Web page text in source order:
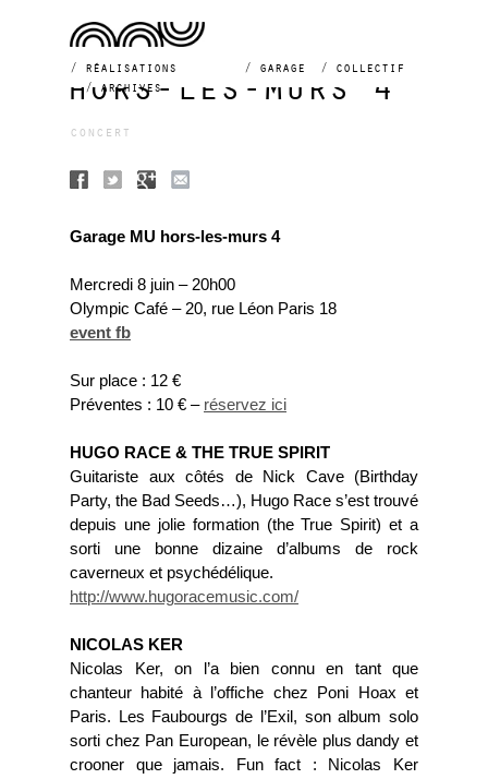
réalisations garage
collectif
archives
hors-les-murs 4
concert
Garage MU hors-les-murs 4
Mercredi 8 juin – 20h00
Olympic Café – 20, rue Léon Paris 18
event fb
Sur place : 12 €
Préventes : 10 € – réservez ici
HUGO RACE & THE TRUE SPIRIT
Guitariste aux côtés de Nick Cave (Birthday
Party, the Bad Seeds…), Hugo Race s’est trouvé
depuis une jolie formation (the True Spirit) et a
sorti une bonne dizaine d’albums de rock
caverneux et psychédélique.
http://www.hugoracemusic.com/
NICOLAS KER
Nicolas Ker, on l’a bien connu en tant que
chanteur habité à l’offiche chez Poni Hoax et
Paris. Les Faubourgs de l’Exil, son album solo
sorti chez Pan European, le révèle plus dandy et
crooner que jamais. Fun fact : Nicolas Ker